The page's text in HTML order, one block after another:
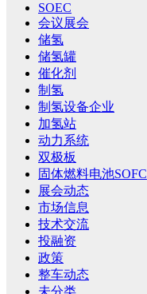
SOEC
会议展会
储氢
储氢罐
催化剂
制氢
制氢设备企业
加氢站
动力系统
双极板
固体燃料电池SOFC
展会动态
市场信息
技术交流
投融资
政策
整车动态
未分类